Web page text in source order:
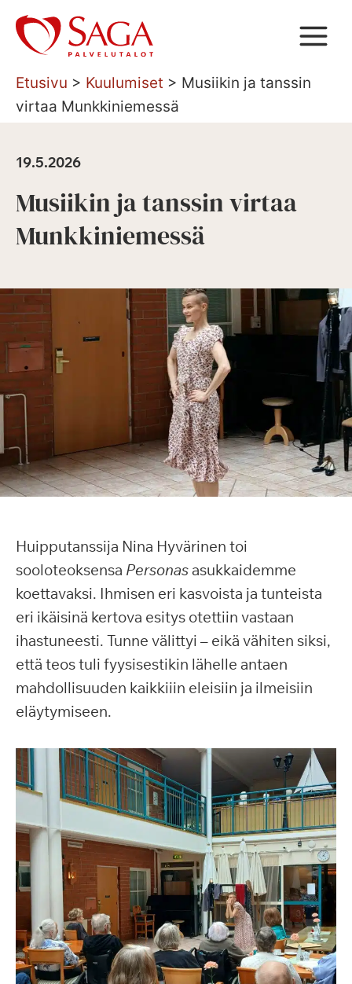
Siirry
sisältöön
Etusivu > Kuulumiset > Musiikin ja tanssin
virtaa Munkkiniemessä
19.5.2026
Musiikin ja tanssin virtaa
Munkkiniemessä
Huipputanssija Nina Hyvärinen toi
sooloteoksensa Personasasukkaidemme
koettavaksi. Ihmisen eri kasvoista ja tunteista
eri ikäisinä kertova esitys otettiin vastaan
ihastuneesti. Tunne välittyi – eikä vähiten siksi,
että teos tuli fyysisestikin lähelle antaen
mahdollisuuden kaikkiiin eleisiin ja ilmeisiin
eläytymiseen.